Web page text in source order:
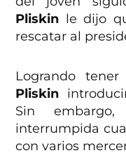
Pliskin le dijo
rescatar al
Logrando
Pliskin
Sin
interrumpida
con varios